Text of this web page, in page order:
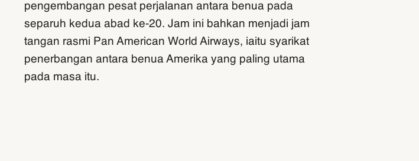
pengembangan pesat perjalanan antara benua pada
separuh kedua abad ke-20. Jam ini bahkan menjadi jam
tangan rasmi Pan American World Airways, iaitu syarikat
penerbangan antara benua Amerika yang paling utama
pada masa itu.